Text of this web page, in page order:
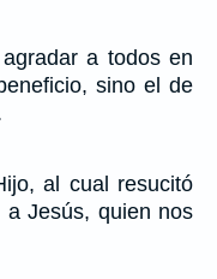
agradar a todos en
sino el de
al cual resucitó
a Jesús, quien nos